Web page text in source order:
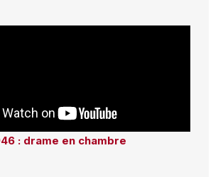
: drame en chambre